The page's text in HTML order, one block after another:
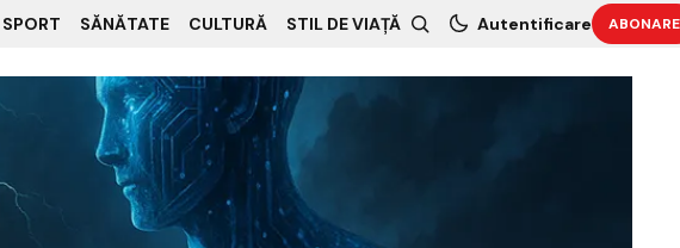
SPORT SĂNĂTATE CULTURĂ STIL DE VIAȚĂ Autentificare ABONARE